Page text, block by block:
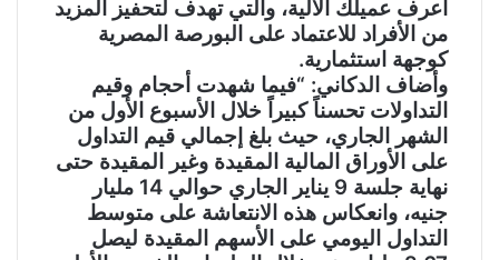
اعرف عميلك الالية، والتي تهدف لتحفيز المزيد
من الأفراد للاعتماد على البورصة المصرية
كوجهة استثمارية.
وأضاف الدكاني: “فيما شهدت أحجام وقيم
التداولات تحسناً كبيراً خلال الأسبوع الأول من
الشهر الجاري، حيث بلغ إجمالي قيم التداول
على الأوراق المالية المقيدة وغير المقيدة حتى
نهاية جلسة 9 يناير الجاري حوالي 14 مليار
جنيه، وانعكاس هذه الانتعاشة على متوسط
التداول اليومي على الأسهم المقيدة ليصل